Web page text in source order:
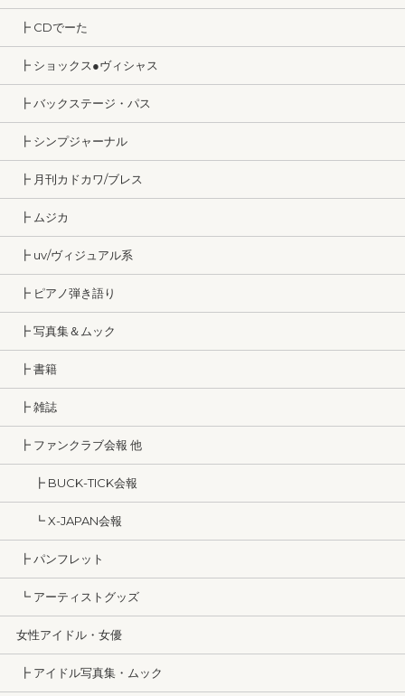
┣ CDでーた
┣ ショックス●ヴィシャス
┣ バックステージ・パス
┣ シンプジャーナル
┣ 月刊カドカワ/ブレス
┣ ムジカ
┣ uv/ヴィジュアル系
┣ ピアノ弾き語り
┣ 写真集＆ムック
┣ 書籍
┣ 雑誌
┣ ファンクラブ会報 他
┣ BUCK-TICK会報
┗ X-JAPAN会報
┣ パンフレット
┗ アーティストグッズ
女性アイドル・女優
┣ アイドル写真集・ムック